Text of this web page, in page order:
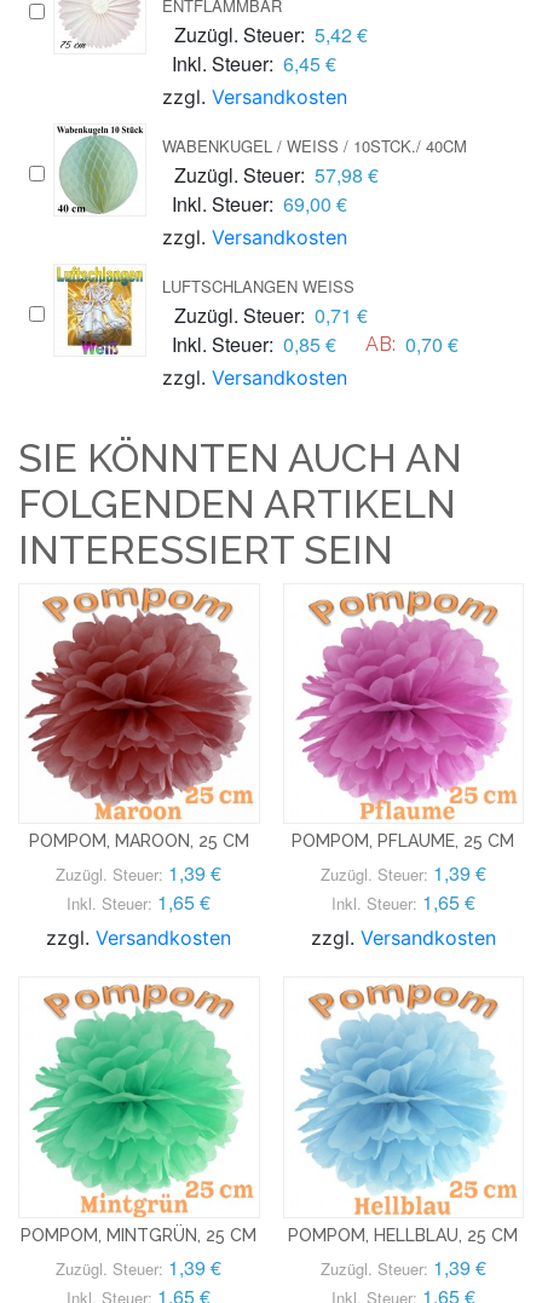
NTFLAMMBAR
Zuzügl. Steuer: 5,42 €
Inkl. Steuer: 6,45 €
zzgl. Versandkosten
WABENKUGEL / WEISS / 10STCK./ 40CM
Zuzügl. Steuer: 57,98 €
Inkl. Steuer: 69,00 €
zzgl. Versandkosten
LUFTSCHLANGEN WEISS
Zuzügl. Steuer: 0,71 €
Inkl. Steuer: 0,85 € AB: 0,70 €
zzgl. Versandkosten
SIE KÖNNTEN AUCH AN
FOLGENDEN ARTIKELN
INTERESSIERT SEIN
POMPOM, MAROON, 25 CM
Zuzügl. Steuer: 1,39 €
Inkl. Steuer: 1,65 €
zzgl.Versandkosten
POMPOM, PFLAUME, 25 CM
Zuzügl. Steuer: 1,39 €
Inkl. Steuer: 1,65 €
zzgl. Versandkosten
POMPOM, MINTGRÜN, 25 CM
Zuzügl. Steuer: 1,39 €
Inkl. Steuer: 1,65 €
POMPOM, HELLBLAU, 25 CM
Zuzügl. Steuer: 1,39 €
Inkl. Steuer: 1,65 €